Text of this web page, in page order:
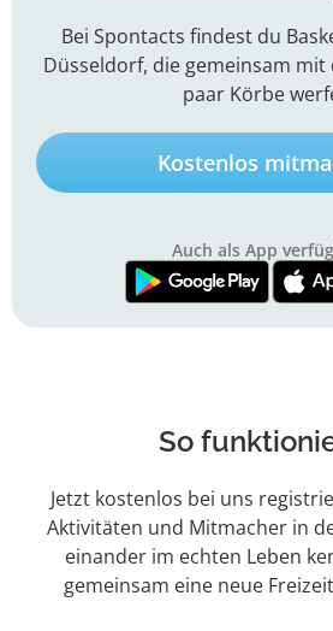
Bei Spontacts findest du
Düsseldorf, die gemeinsam
paar Körbe
Kostenlos
Auch als App
So
Jetzt kostenlos bei uns
Aktivitäten und Mitmacher in
einander im echten Leben
gemeinsam eine neue